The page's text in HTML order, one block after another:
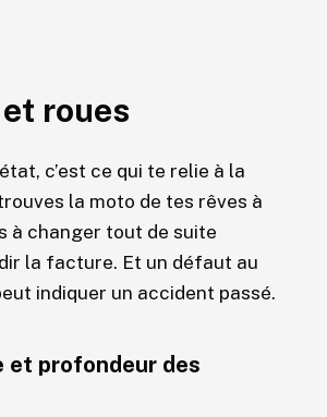
roues
c’est ce qui te relie à la
la moto de tes rêves à
à changer tout de suite
la facture. Et un défaut au
indiquer un accident passé.
et profondeur des